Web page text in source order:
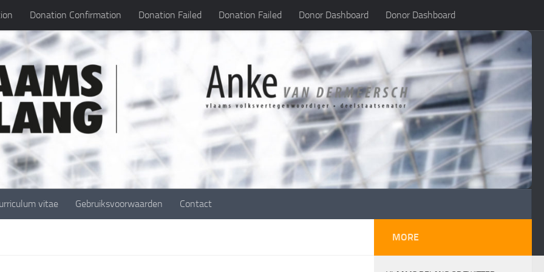
Donation Confirmation Donation Failed Donation Failed Donor Dashboard Donor Dashboard
vitae Gebruiksvoorwaarden Contact
MORE